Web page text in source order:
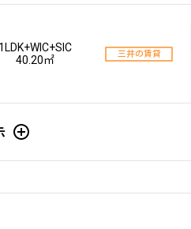
1LDK+WIC+SIC
40.20㎡
三井の賃貸